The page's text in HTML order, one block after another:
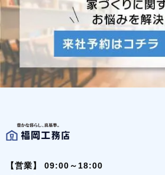
【営業】
09:00～18:00